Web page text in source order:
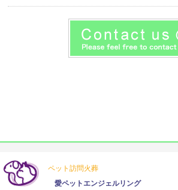
ペット訪問火葬
愛ペットエンジェルリング